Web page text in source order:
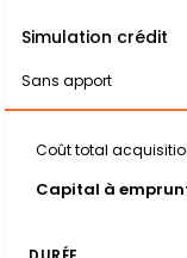
Simulation crédit
Sans apport
Coût total
Capital à